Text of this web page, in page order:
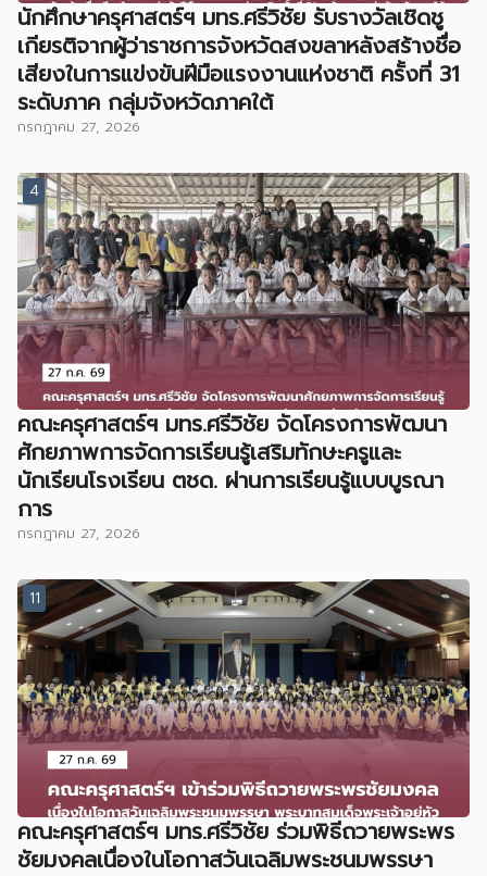
นักศึกษาครุศาสตร์ฯ มทร.ศรีวิชัย รับรางวัลเชิดชู
เกียรติจากผู้ว่าราชการจังหวัดสงขลาหลังสร้างชื่อ
เสียงในการแข่งขันฝีมือแรงงานแห่งชาติ ครั้งที่ 31
ระดับภาค กลุ่มจังหวัดภาคใต้
กรกฎาคม 27, 2026
4
คณะครุศาสตร์ฯ มทร.ศรีวิชัย จัดโครงการพัฒนา
ศักยภาพการจัดการเรียนรู้เสริมทักษะครูและ
นักเรียนโรงเรียน ตชด. ผ่านการเรียนรู้แบบบูรณา
การ
กรกฎาคม 27, 2026
11
คณะครุศาสตร์ฯ มทร.ศรีวิชัย ร่วมพิธีถวายพระพร
ชัยมงคลเนื่องในโอกาสวันเฉลิมพระชนมพรรษา